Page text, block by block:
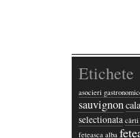
Etichete
asocieri
sauvignon
selectionata cărti
feteasca alba